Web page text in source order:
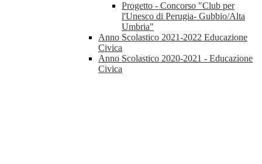
Progetto - Concorso "Club per
l'Unesco di Perugia- Gubbio/Alta
Umbria"
Anno Scolastico 2021-2022 Educazione
Civica
Anno Scolastico 2020-2021 - Educazione
Civica